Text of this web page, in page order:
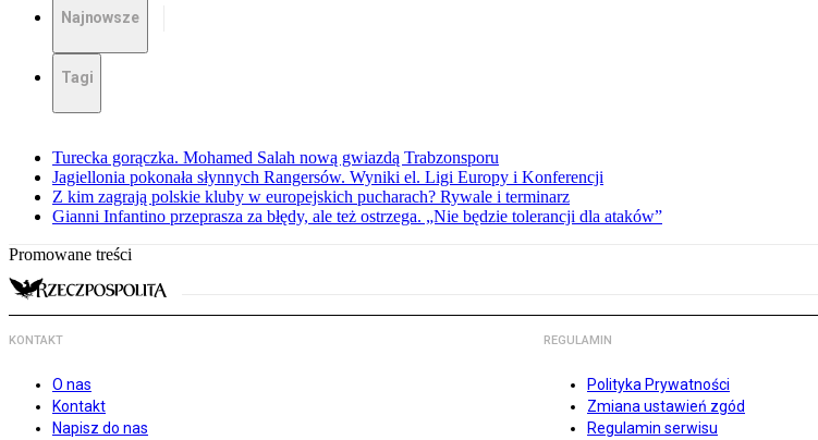
Najnowsze
Tagi
Turecka gorączka. Mohamed Salah nową gwiazdą Trabzonsporu
Jagiellonia pokonała słynnych Rangersów. Wyniki el. Ligi Europy i Konferencji
Z kim zagrają polskie kluby w europejskich pucharach? Rywale i terminarz
Gianni Infantino przeprasza za błędy, ale też ostrzega. „Nie będzie tolerancji dla ataków”
Promowane treści
KONTAKT
O nas
Kontakt
Napisz do nas
REGULAMIN
Polityka Prywatności
Zmiana ustawień zgód
Regulamin serwisu